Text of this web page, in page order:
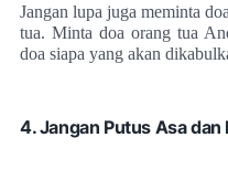
Jangan lupa juga meminta
tua. Minta doa orang tua
doa siapa yang akan
4. Jangan Putus Asa